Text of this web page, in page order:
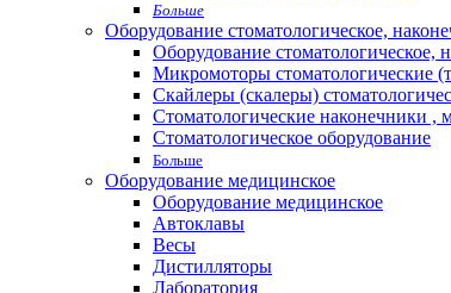
Больше
Оборудование стоматологическое,
Оборудование стоматологическое,
Микромоторы стоматологические
Скайлеры (скалеры)
Стоматологические наконечники ,
Стоматологическое оборудование
Больше
Оборудование медицинское
Оборудование медицинское
Автоклавы
Весы
Дистилляторы
Лаборатория